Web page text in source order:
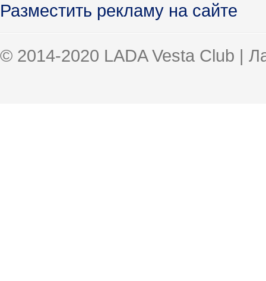
Разместить рекламу на сайте
© 2014-2020 LADA Vesta Club |